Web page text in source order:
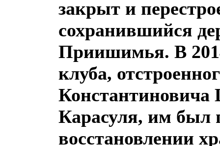
закрыт и
сохранившийся
Приишимья. В
клуба,
Карасуля, им был
восстановлении